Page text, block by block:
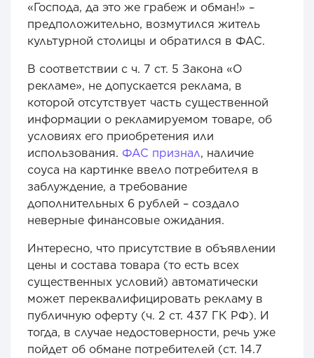
«Господа, да это же грабеж и обман!» –
предположительно, возмутился житель
культурной столицы и обратился в ФАС.
В соответствии с ч. 7 ст. 5 Закона «О
рекламе», не допускается реклама, в
которой отсутствует часть существенной
информации о рекламируемом товаре, об
условиях его приобретения или
использования. ФАС признал, наличие
соуса на картинке ввело потребителя в
заблуждение, а требование
дополнительных 6 рублей – создало
неверные финансовые ожидания.
Интересно, что присутствие в объявлении
цены и состава товара (то есть всех
существенных условий) автоматически
может переквалифицировать рекламу в
публичную оферту (ч. 2 ст. 437 ГК РФ). И
тогда, в случае недостоверности, речь уже
пойдет об обмане потребителей (ст. 14.7